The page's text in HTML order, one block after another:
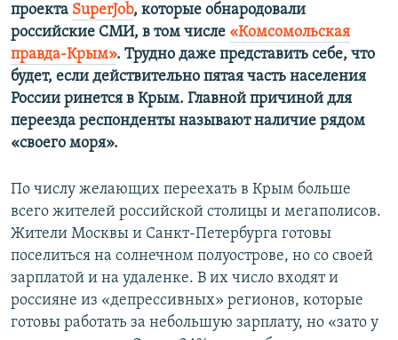
проекта SuperJob, которые обнародовали
российские СМИ, в том числе «Комсомольская
правда-Крым». Трудно даже представить себе, что
будет, если действительно пятая часть населения
России ринется в Крым. Главной причиной для
переезда респонденты называют наличие рядом
«своего моря».
По числу желающих переехать в Крым больше
всего жителей российской столицы и мегаполисов.
Жители Москвы и Санкт-Петербурга готовы
поселиться на солнечном полуострове, но со своей
зарплатой и на удаленке. В их число входят и
россияне из «депрессивных» регионов, которые
готовы работать за небольшую зарплату, но «зато у